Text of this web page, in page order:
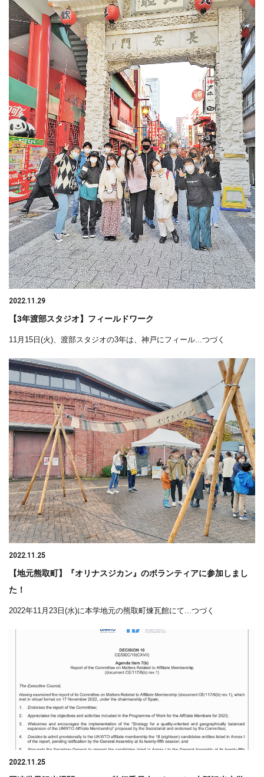
2022.11.29
【3年渡部スタジオ】フィールドワーク
11月15日(火)、渡部スタジオの3年は、神戸にフィール...つづく
2022.11.25
【地元熊取町】『オリナスジカン』のボランティアに参加しまし
た！
2022年11月23日(水)に本学地元の熊取町煉瓦館にて...つづく
2022.11.25